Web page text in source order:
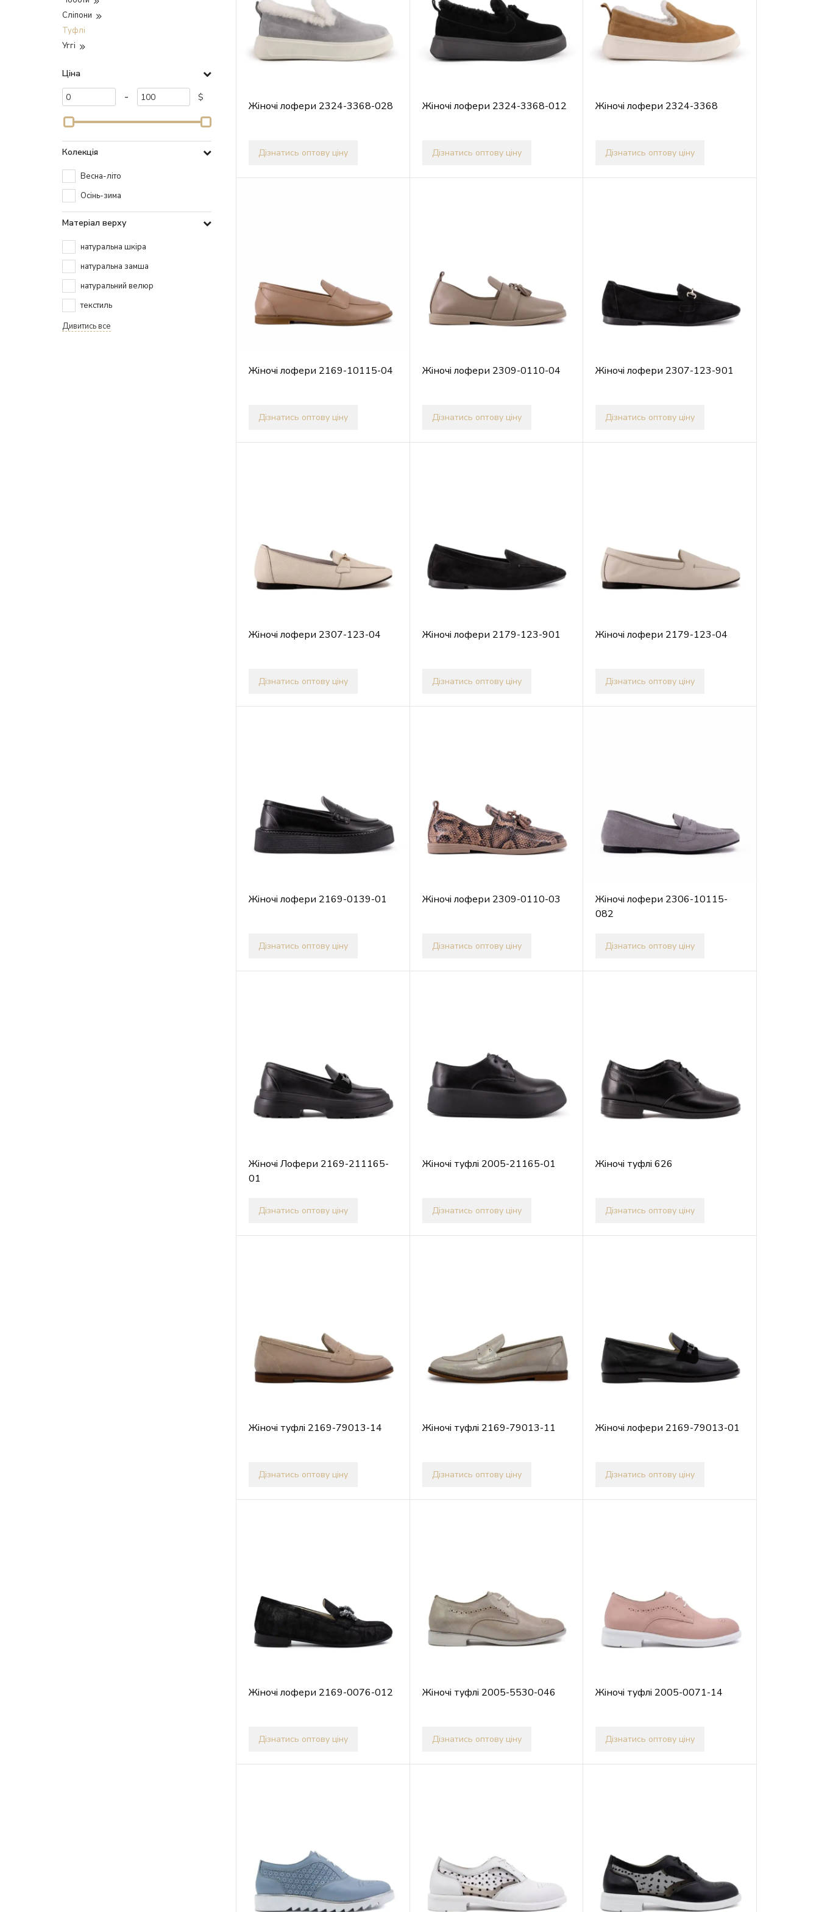
Сліпони
Туфлі
Уггі
Ціна
- $
Колекція
Весна-літо
Осінь-зима
Матеріал верху
натуральна шкіра
натуральна замша
натуральний велюр
текстиль
Дивитись все
Жіночі лофери 2324-3368-028
Дізнатись оптову ціну
Жіночі лофери 2324-3368-012
Дізнатись оптову ціну
Жіночі лофери 2324-3368
Дізнатись оптову ціну
Жіночі лофери 2169-10115-04
Дізнатись оптову ціну
Жіночі лофери 2309-0110-04
Дізнатись оптову ціну
Жіночі лофери 2307-123-901
Дізнатись оптову ціну
Жіночі лофери 2307-123-04
Дізнатись оптову ціну
Жіночі лофери 2179-123-901
Дізнатись оптову ціну
Жіночі лофери 2179-123-04
Дізнатись оптову ціну
Жіночі лофери 2169-0139-01
Дізнатись оптову ціну
Жіночі лофери 2309-0110-03
Дізнатись оптову ціну
Жіночі лофери 2306-10115-
082
Дізнатись оптову ціну
Жіночі Лофери 2169-211165-
01
Дізнатись оптову ціну
Жіночі туфлі 2005-21165-01
Дізнатись оптову ціну
Жіночі туфлі 626
Дізнатись оптову ціну
Жіночі туфлі 2169-79013-14
Дізнатись оптову ціну
Жіночі туфлі 2169-79013-11
Дізнатись оптову ціну
Жіночі лофери 2169-79013-01
Дізнатись оптову ціну
Жіночі лофери 2169-0076-012
Дізнатись оптову ціну
Жіночі туфлі 2005-5530-046
Дізнатись оптову ціну
Жіночі туфлі 2005-0071-14
Дізнатись оптову ціну